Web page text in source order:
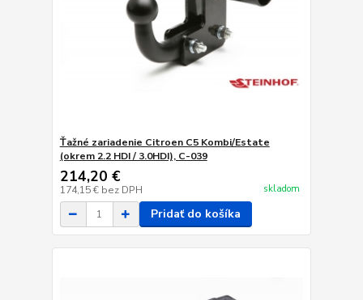
Ťažné zariadenie Citroen C5 Kombi/Estate
(okrem 2.2 HDI / 3.0HDI), C-039
214,20 €
174,15 € bez DPH skladom
Pridať do košíka